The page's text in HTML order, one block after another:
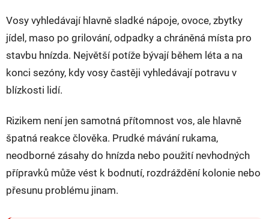
Vosy vyhledávají hlavně sladké nápoje, ovoce, zbytky
jídel, maso po grilování, odpadky a chráněná místa pro
stavbu hnízda. Největší potíže bývají během léta a na
konci sezóny, kdy vosy častěji vyhledávají potravu v
blízkosti lidí.
Rizikem není jen samotná přítomnost vos, ale hlavně
špatná reakce člověka. Prudké mávání rukama,
neodborné zásahy do hnízda nebo použití nevhodných
přípravků může vést k bodnutí, rozdráždění kolonie nebo
přesunu problému jinam.